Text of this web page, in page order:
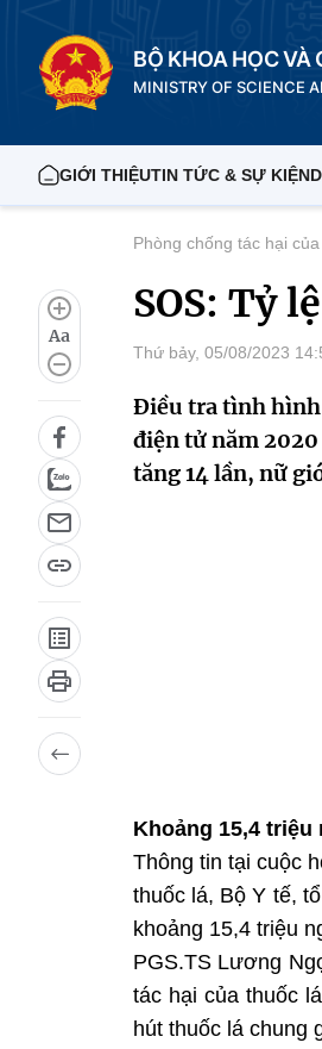
BỘ KHOA HỌC VÀ
MINISTRY OF SCIENCE
GIỚI THIỆUTIN TỨC & SỰ KIỆN
Aa
Phòng chống tác hại
SOS: Tỷ
Thứ bảy, 05/08/2023
Điều tra tình hình
điện tử năm
tăng 14 lần, nữ
Khoảng 15,4
Thông tin tại cuộc
thuốc lá, Bộ Y tế,
khoảng 15,4 triệu
PGS.TS Lương
tác hại của thuốc
hút thuốc lá chung